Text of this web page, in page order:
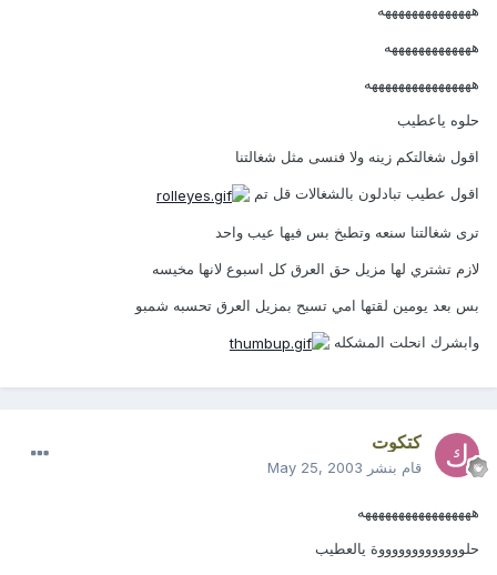
ههههههههههههههه
هههههههههههههه
ههههههههههههههههه
حلوه ياعطيب
اقول شغالتكم زينه ولا فنسى مثل شغالتنا
اقول عطيب تبادلون بالشغالات قل تم
ترى شغالتنا سنعه وتطبخ بس فيها عيب واحد
لازم تشتري لها مزيل حق العرق كل اسبوع لانها مخيسه
بس بعد يومين لقتها امي تسبح بمزيل العرق تحسبه شمبو
وابشرك انحلت المشكله
كتكوت
قام بنشر May 25, 2003
هههههههههههههههههه
حلوووووووووووووة يالعطيب